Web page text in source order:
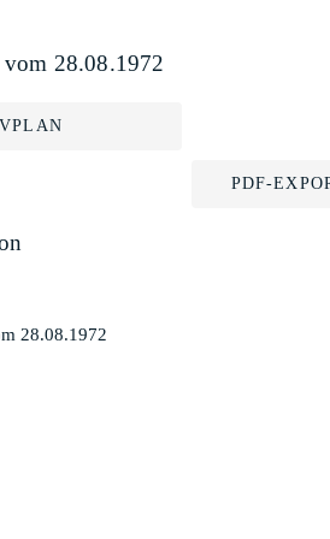
28.08.1972
PDF-
28.08.1972